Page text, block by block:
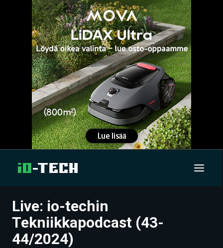
UUTISET
ARTIKKELIT
Live: io-techin
Tekniikkapodcast (43-
44/2024)